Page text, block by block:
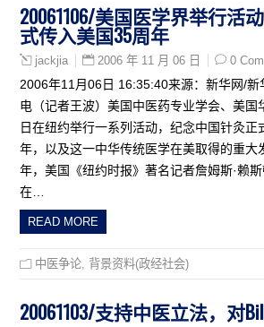
20061106/美国医学界举行活
式传入美国35周年
jackjia 2006 年 11 月 06 日 0
2006年11月06日 16:35:40来源：新华网/新
电（记者王波）美国中医药专业学会、美国
日在纽约举行一系列活动，纪念中国针灸正
年，以及这一中华传统医学在美取得的重大
年，美国《纽约时报》著名记者詹姆斯·赖
在…
READ MORE
中医争论 背景资料(政经社会)
20061103/支持中医立法，对